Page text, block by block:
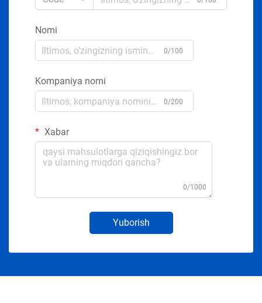
Nomi
0/100
Kompaniya nomi
0/200
Xabar
0/1000
Yuborish